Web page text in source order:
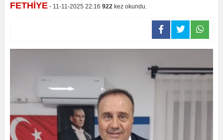
FETHİYE - 11-11-2025 22:16 922 kez okundu.